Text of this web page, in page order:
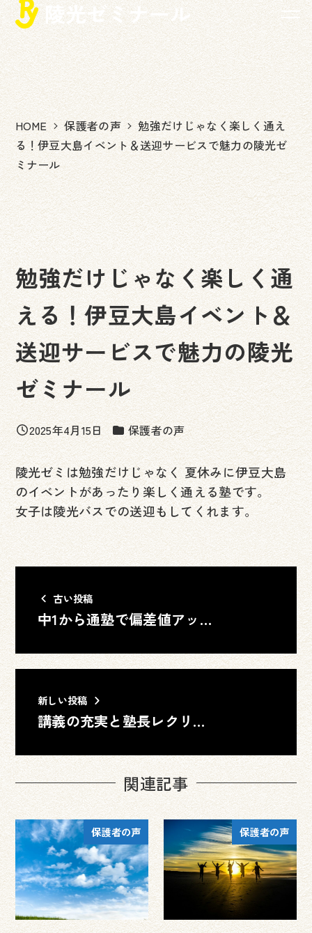
メ
イ
ン
コ
ン
テ
ン
ツ
へ
移
動
HOME 保護者の声
勉強だけじゃなく楽しく通え
る！伊豆大島イベント＆送迎サービスで魅力の陵光ゼ
ミナール
勉強だけじゃなく楽しく通
える！伊豆大島イベント＆
送迎サービスで魅力の陵光
ゼミナール
投稿日
2025年4月15日 カテゴリー
保護者の声
陵光ゼミは勉強だけじゃなく 夏休みに伊豆大島
のイベントがあったり楽しく通える塾です。
女子は陵光バスでの送迎もしてくれます。
古い投稿
中1から通塾で偏差値アップ！自習重視と豊富なイベントで志望校…
新しい投稿
講義の充実と塾長レクリエーションで全力サポート！かけがえのな…
関連記事
保護者の声 保護者の声